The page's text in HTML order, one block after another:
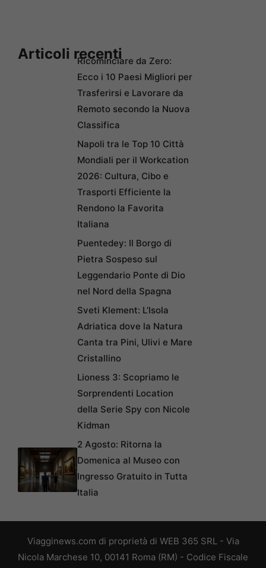
Articoli recentiRicominciare da Zero:
Ecco i 10 Paesi Migliori per
Trasferirsi e Lavorare da
Remoto secondo la Nuova
Classifica
Napoli tra le Top 10 Città
Mondiali per il Workcation
2026: Cultura, Cibo e
Trasporti Efficiente la
Rendono la Favorita
Italiana
Puentedey: Il Borgo di
Pietra Sospeso sul
Leggendario Ponte di Dio
nel Nord della Spagna
Sveti Klement: L’Isola
Adriatica dove la Natura
Canta tra Pini, Ulivi e Mare
Cristallino
Lioness 3: Scopriamo le
Sorprendenti Location
della Serie Spy con Nicole
Kidman
2 Agosto: Ritorna la
Domenica al Museo con
Ingresso Gratuito in Tutta
Italia
Viagginews.com di proprietà di WEB 365 SRL - Via
Nicola Marchese 10, 00141 Roma (RM) - Codice Fiscale